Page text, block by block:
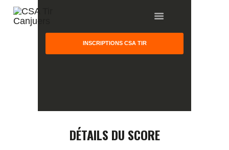
INSCRIPTIONS CSA TIR
GALLERY
COMPETITION
DÉTAILS DU SCORE